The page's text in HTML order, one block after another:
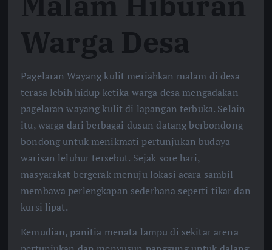
Warga Desa
Pagelaran Wayang kulit meriahkan malam di desa
terasa lebih hidup ketika warga desa mengadakan
pagelaran wayang kulit di lapangan terbuka. Selain
itu, warga dari berbagai dusun datang berbondong-
bondong untuk menikmati pertunjukan budaya
warisan leluhur tersebut. Sejak sore hari,
masyarakat bergerak menuju lokasi acara sambil
membawa perlengkapan sederhana seperti tikar dan
kursi lipat.
Kemudian, panitia menata lampu di sekitar arena